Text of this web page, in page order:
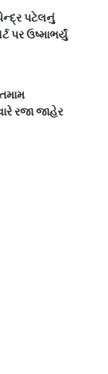
પટેલનું
પર ઉષ્માભર્યું
રજા જાહેર